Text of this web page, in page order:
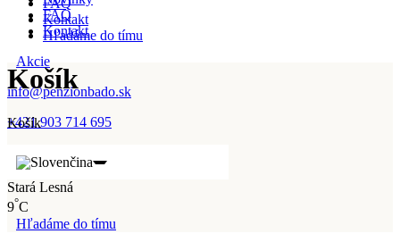
FAQ
Kontakt
Akcie
info@penzionbado.sk
+421 903 714 695
Stará Lesná
9°C
Hľadáme do tímu
FAQ
Kontakt
Hľadáme do tímu
Košík
Košík